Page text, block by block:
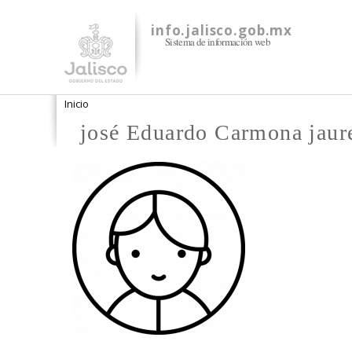
info.jalisco.gob.mx
Sistema de información web
Se encuentra usted aquí
Inicio
josé Eduardo Carmona